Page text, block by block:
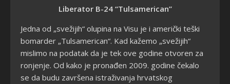
Liberator B-24 “Tulsamerican”
Jedna od „svežijih“ olupina na Visu je i američki teški
bomarder „Tulsamerican“. Kad kažemo „svežijih“
mislimo na podatak da je tek ove godine otvoren za
ronjenje. Od kako je pronađen 2009. godine čekalo
se da budu završena istraživanja hrvatskog